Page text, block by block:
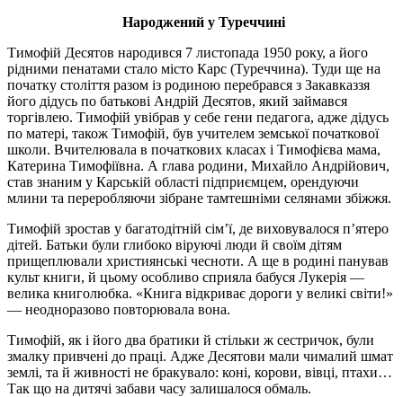
Народжений у Туреччині
Тимофій Десятов народився 7 листопада 1950 року, а його
рідними пенатами стало місто Карс (Туреччина). Туди ще на
початку століття разом із родиною перебрався з Закавказзя
його дідусь по батькові Андрій Десятов, який займався
торгівлею. Тимофій увібрав у себе гени педагога, адже дідусь
по матері, також Тимофій, був учителем земської початкової
школи. Вчителювала в початкових класах і Тимофієва мама,
Катерина Тимофіївна. А глава родини, Михайло Андрійович,
став знаним у Карській області підприємцем, орендуючи
млини та переробляючи зібране тамтешніми селянами збіжжя.
Тимофій зростав у багатодітній сім’ї, де виховувалося п’ятеро
дітей. Батьки були глибоко віруючі люди й своїм дітям
прищеплювали християнські чесноти. А ще в родині панував
культ книги, й цьому особливо сприяла бабуся Лукерія —
велика книголюбка. «Книга відкриває дороги у великі світи!»
— неодноразово повторювала вона.
Тимофій, як і його два братики й стільки ж сестричок, були
змалку привчені до праці. Адже Десятови мали чималий шмат
землі, та й живності не бракувало: коні, корови, вівці, птахи…
Так що на дитячі забави часу залишалося обмаль.